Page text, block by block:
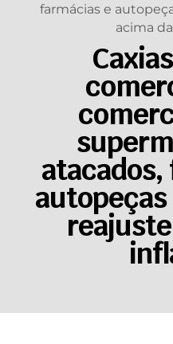
farmácias e
acima
atacados,